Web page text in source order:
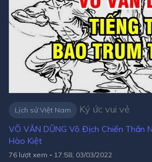
Lịch sử Việt Nam Ký ức vui vẻ
VÕ VĂN DŨNG Vô Địch Chiến Thần
Hào Kiệt
76 lượt xem - 17:58, 03/03/2022